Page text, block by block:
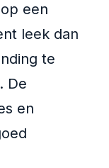
een
leek dan
te
De
en